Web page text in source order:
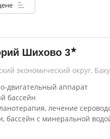
Шихово 3★
экономический округ, Баку
двигательный аппарат
бассейн
лечение
бассейн с минеральной